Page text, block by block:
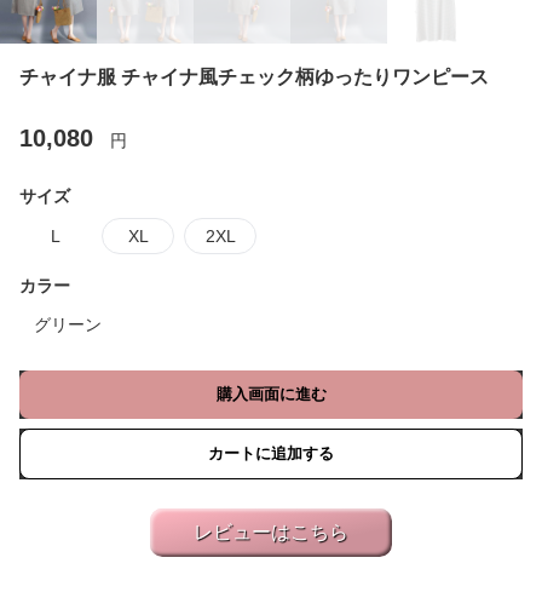
チャイナ服 チャイナ風チェック柄ゆったりワンピース
10,080 円
サイズ
L XL 2XL
カラー
グリーン
購入画面に進む
カートに追加する
レビューはこちら